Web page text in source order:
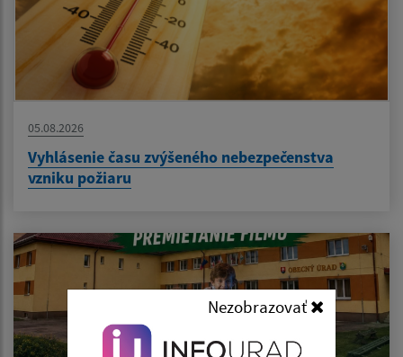
Nezobrazovať
05.08.2026
Vyhlásenie času zvýšeného nebezpečenstva
vzniku požiaru